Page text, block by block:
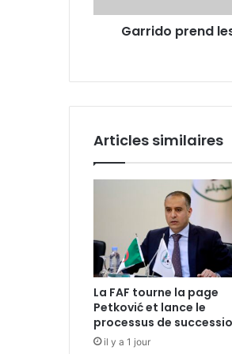
Garrido prend
Articles similaires
La FAF tourne la page
Petković et lance le
processus de
il y a 1 jour